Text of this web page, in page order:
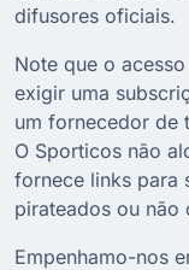
difusores oficiais.
Note que o
exigir uma
um fornecedor de
O Sporticos não
fornece links para
pirateados ou não
Empenhamo-nos